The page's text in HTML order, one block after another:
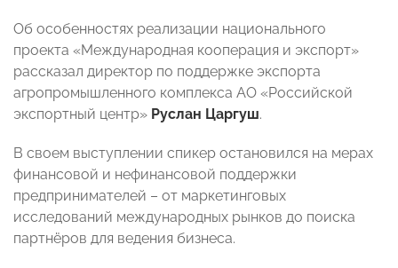
Об особенностях реализации национального
проекта «Международная кооперация и экспорт»
рассказал директор по поддержке экспорта
агропромышленного комплекса АО «Российской
экспортный центр» Руслан Царгуш.
В своем выступлении спикер остановился на мерах
финансовой и нефинансовой поддержки
предпринимателей – от маркетинговых
исследований международных рынков до поиска
партнёров для ведения бизнеса.